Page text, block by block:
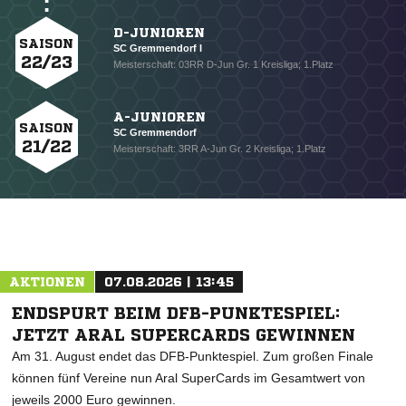
SAISON
22/23
D-JUNIOREN
SC Gremmendorf I
Meisterschaft: 03RR D-Jun Gr. 1 Kreisliga; 1.Platz
SAISON
21/22
A-JUNIOREN
SC Gremmendorf
Meisterschaft: 3RR A-Jun Gr. 2 Kreisliga; 1.Platz
AKTIONEN 07.08.2026 | 13:45
ENDSPURT BEIM DFB-PUNKTESPIEL:
JETZT ARAL SUPERCARDS GEWINNEN
Am 31. August endet das DFB-Punktespiel. Zum großen Finale
können fünf Vereine nun Aral SuperCards im Gesamtwert von
jeweils 2000 Euro gewinnen.